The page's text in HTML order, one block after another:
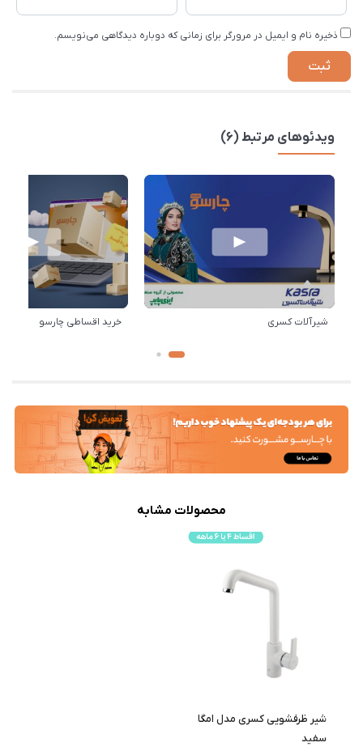
ذخیره نام و ایمیل در مرورگر برای زمانی که دوباره دیدگاهی می‌نویسم.
ویدئوهای مرتبط (6)
شیرآلات کسری خرید اقساطی چارسو
محصولات مشابه
شیر ظرفشویی کسری مدل امگا
سفید